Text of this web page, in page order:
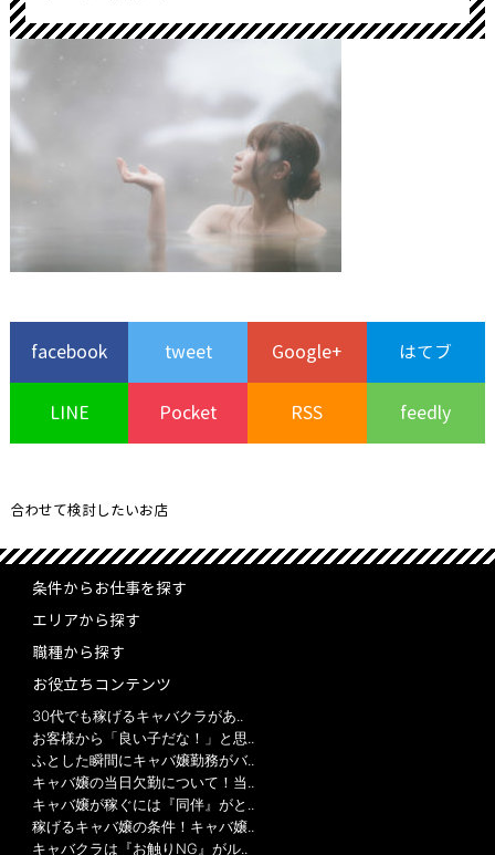
facebook tweet Google+ はてブ
LINE Pocket RSS feedly
合わせて検討したいお店
条件からお仕事を探す
エリアから探す
職種から探す
お役立ちコンテンツ
30代でも稼げるキャバクラがあ..
お客様から「良い子だな！」と思..
ふとした瞬間にキャバ嬢勤務がバ..
キャバ嬢の当日欠勤について！当..
キャバ嬢が稼ぐには『同伴』がと..
稼げるキャバ嬢の条件！キャバ嬢..
キャバクラは『お触りNG』がル..